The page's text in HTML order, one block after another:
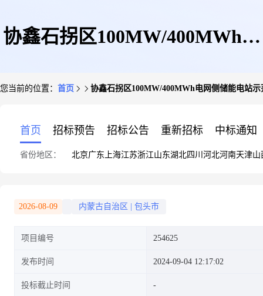
协鑫石拐区100MW/400MWh电
您当前的位置： 首页 协鑫石拐区100MW/400MWh电网侧储能电站示
首页 招标预告 招标公告 重新招标 中标通知
省份地区： 北京广东 上海江苏浙江山东湖北四川 河北河南天津山
2026-08-09 内蒙古自治区 包头市
项目编号 254625
发布时间 2024-09-04 12:17:02
投标截止时间